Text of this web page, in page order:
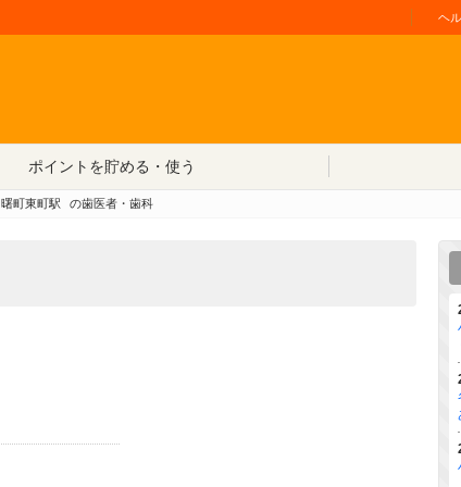
ヘ
ポイントを貯める・使う
曙町東町駅 の歯医者・歯科